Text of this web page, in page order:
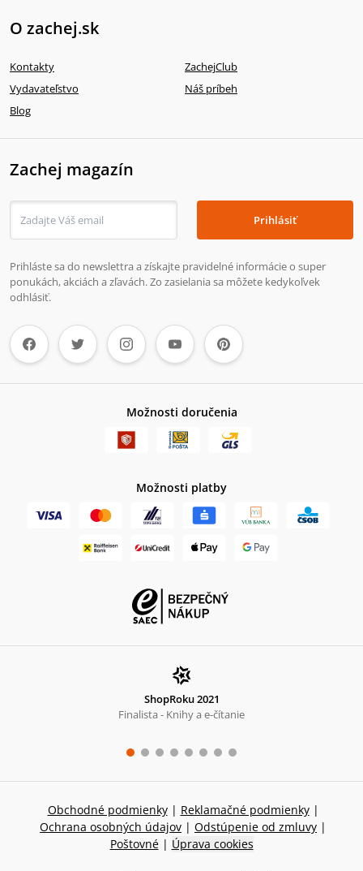
O zachej.sk
Kontakty
ZachejClub
Vydavateľstvo
Náš príbeh
Blog
Zachej magazín
Prihlásiť
Prihláste sa do newslettra a získajte pravidelné informácie o super
ponukách, akciách a zľavách. Zo zasielania sa môžete kedykoľvek
odhlásiť.
Možnosti doručenia
Možnosti platby
ShopRoku 2021
Finalista - Knihy a e-čítanie
Obchodné podmienky | Reklamačné podmienky |
Ochrana osobných údajov | Odstúpenie od zmluvy |
Poštovné | Úprava cookies